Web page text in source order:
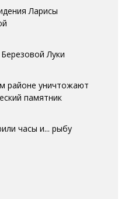
Ларисы
Луки
районе уничтожают
памятник
часы и... рыбу